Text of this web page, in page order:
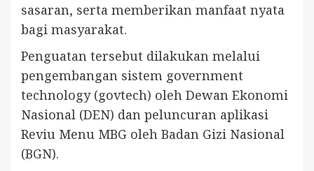
sasaran, serta memberikan manfaat nyata
bagi masyarakat.
Penguatan tersebut dilakukan melalui
pengembangan sistem government
technology (govtech) oleh Dewan Ekonomi
Nasional (DEN) dan peluncuran aplikasi
Reviu Menu MBG oleh Badan Gizi Nasional
(BGN).